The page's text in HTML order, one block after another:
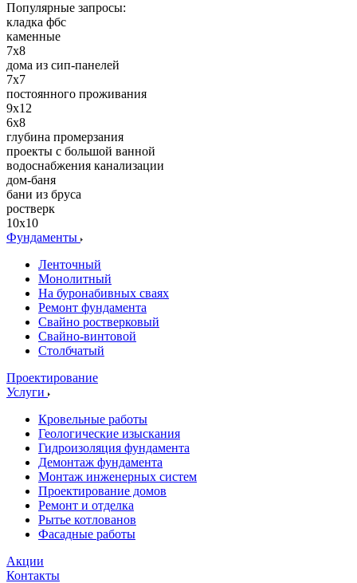
Популярные запросы:
кладка фбс
каменные
7x8
дома из сип-панелей
7x7
постоянного проживания
9х12
6x8
глубина промерзания
проекты с большой ванной
водоснабжения канализации
дом-баня
бани из бруса
ростверк
10х10
Фундаменты
Ленточный
Монолитный
На буронабивных сваях
Ремонт фундамента
Свайно ростверковый
Свайно-винтовой
Столбчатый
Проектирование
Услуги
Кровельные работы
Геологические изыскания
Гидроизоляция фундамента
Демонтаж фундамента
Монтаж инженерных систем
Проектирование домов
Ремонт и отделка
Рытье котлованов
Фасадные работы
Акции
Контакты